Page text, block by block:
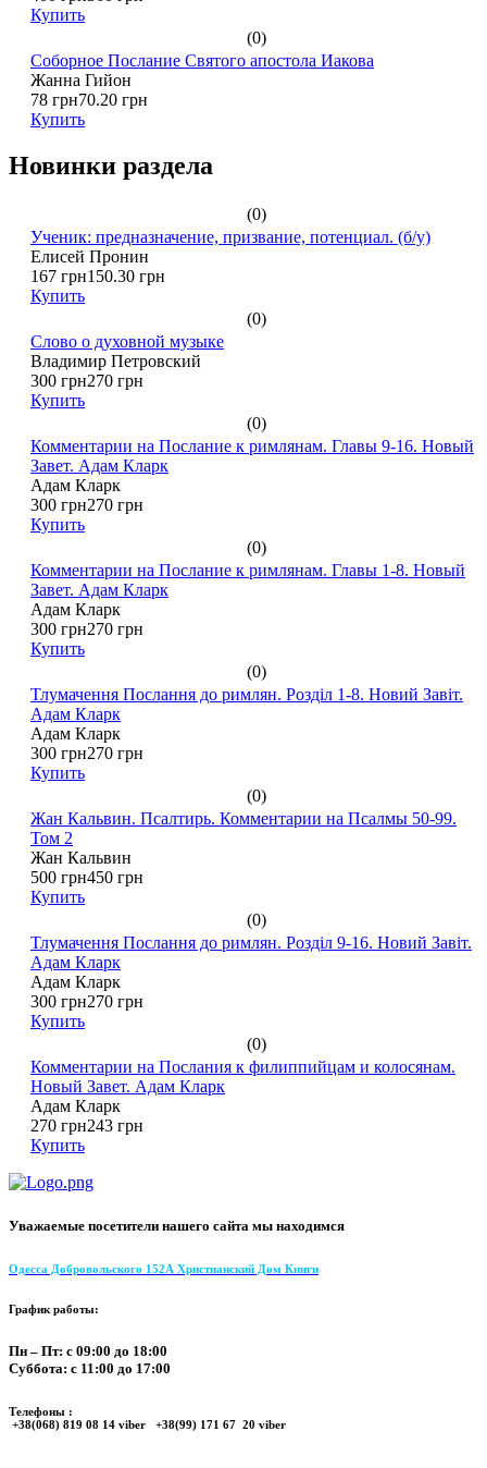
Купить
(0)
Соборное Послание Святого апостола Иакова
Жанна Гийон
78 грн70.20 грн
Купить
Новинки раздела
(0)
Ученик: предназначение, призвание, потенциал. (б/у)
Елисей Пронин
167 грн150.30 грн
Купить
(0)
Слово о духовной музыке
Владимир Петровский
300 грн270 грн
Купить
(0)
Комментарии на Послание к римлянам. Главы 9-16. Новый
Завет. Адам Кларк
Адам Кларк
300 грн270 грн
Купить
(0)
Комментарии на Послание к римлянам. Главы 1-8. Новый
Завет. Адам Кларк
Адам Кларк
300 грн270 грн
Купить
(0)
Тлумачення Послання до римлян. Розділ 1-8. Новий Завіт.
Адам Кларк
Адам Кларк
300 грн270 грн
Купить
(0)
Жан Кальвин. Псалтирь. Комментарии на Псалмы 50-99.
Том 2
Жан Кальвин
500 грн450 грн
Купить
(0)
Тлумачення Послання до римлян. Розділ 9-16. Новий Завіт.
Адам Кларк
Адам Кларк
300 грн270 грн
Купить
(0)
Комментарии на Послания к филиппийцам и колосянам.
Новый Завет. Адам Кларк
Адам Кларк
270 грн243 грн
Купить
Уважаемые посетители нашего сайта мы находимся
Одесса Добровольского 152А Христианский Дом Книги
График работы:
Пн – Пт: с 09:00 до 18:00
Суббота: с 11:00 до 17:00
Телефоны :
+38(068) 819 08 14 viber +38(99) 171 67 20 viber